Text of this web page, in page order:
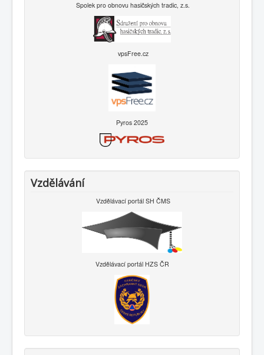
Spolek pro obnovu hasičských tradic, z.s.
vpsFree.cz
Pyros 2025
Vzdělávání
Vzdělávací portál SH ČMS
Vzdělávací portál HZS ČR